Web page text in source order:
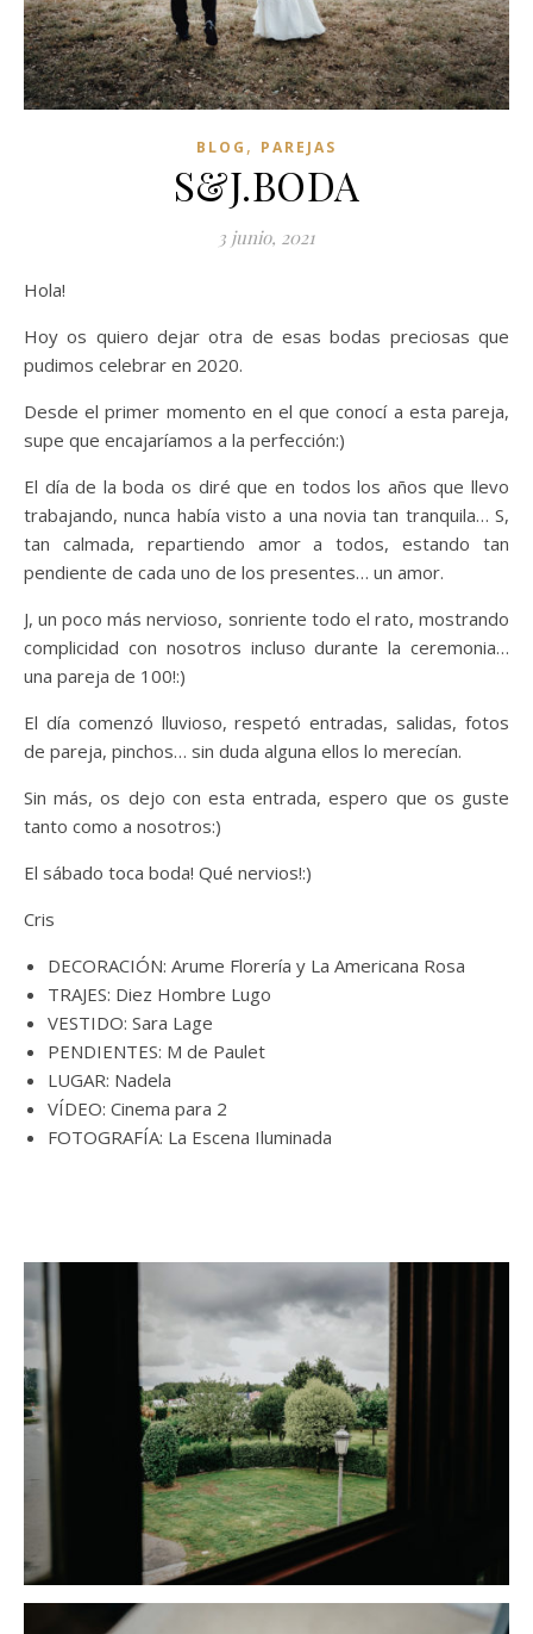
BLOG , PAREJAS
S&J.BODA
3 junio, 2021
Hola!
Hoy os quiero dejar otra de esas bodas preciosas que
pudimos celebrar en 2020.
Desde el primer momento en el que conocí a esta pareja,
supe que encajaríamos a la perfección:)
El día de la boda os diré que en todos los años que llevo
trabajando, nunca había visto a una novia tan tranquila… S,
tan calmada, repartiendo amor a todos, estando tan
pendiente de cada uno de los presentes… un amor.
J, un poco más nervioso, sonriente todo el rato, mostrando
complicidad con nosotros incluso durante la ceremonia…
una pareja de 100!:)
El día comenzó lluvioso, respetó entradas, salidas, fotos
de pareja, pinchos… sin duda alguna ellos lo merecían.
Sin más, os dejo con esta entrada, espero que os guste
tanto como a nosotros:)
El sábado toca boda! Qué nervios!:)
Cris
DECORACIÓN: Arume Florería y La Americana Rosa
TRAJES: Diez Hombre Lugo
VESTIDO: Sara Lage
PENDIENTES: M de Paulet
LUGAR: Nadela
VÍDEO: Cinema para 2
FOTOGRAFÍA: La Escena Iluminada